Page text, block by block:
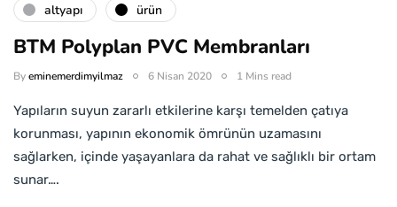
altyapı ürün
BTM Polyplan PVC Membranları
Byeminemerdimyilmaz 6 Nisan 2020 1 Mins read
Yapıların suyun zararlı etkilerine karşı temelden çatıya
korunması, yapının ekonomik ömrünün uzamasını
sağlarken, içinde yaşayanlara da rahat ve sağlıklı bir ortam
sunar….